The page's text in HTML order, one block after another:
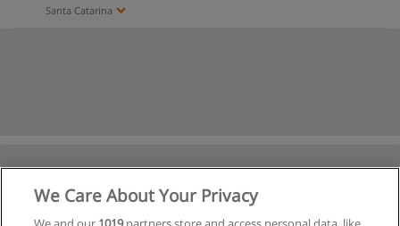
Santa Catarina
We Care About Your Privacy